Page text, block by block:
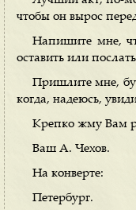
чтобы он вырос
Напишите мне,
оставить или
Пришлите мне,
когда, надеюсь,
Крепко жму Вам
Ваш А. Чехов.
На конверте:
Петербург.